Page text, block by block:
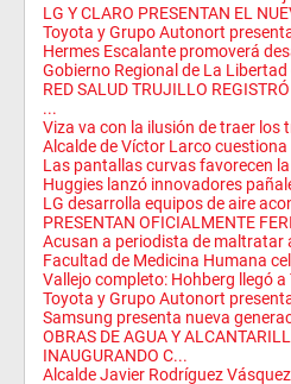
LG Y CLARO PRESENTAN EL
Toyota y Grupo Autonort
Hermes Escalante promoverá
Gobierno Regional de La
RED SALUD TRUJILLO
...
Viza va con la ilusión de traer los
Alcalde de Víctor Larco
Las pantallas curvas favorecen la
Huggies lanzó innovadores
LG desarrolla equipos de aire
PRESENTAN OFICIALMENTE
Acusan a periodista de maltratar
Facultad de Medicina Humana
Vallejo completo: Hohberg llegó a
Toyota y Grupo Autonort
Samsung presenta nueva
OBRAS DE AGUA Y
INAUGURANDO C...
Alcalde Javier Rodríguez